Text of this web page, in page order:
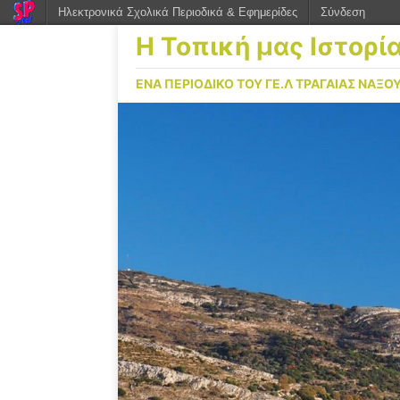
Η Τοπική μας
ΕΝΑ ΠΕΡΙΟΔΙΚΟ ΤΟΥ ΓΕ.Λ ΤΡΑΓΑΙΑΣ
Ηλεκτρονικά Σχολικά Περιοδικά & Εφημερίδες Σύνδεση